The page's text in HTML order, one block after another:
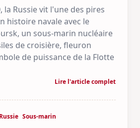
la Russie vit l'une des pires
histoire navale avec le
un sous-marin nucléaire
de croisière, fleuron
de puissance de la Flotte
Lire l'article complet
Russie Sous-marin